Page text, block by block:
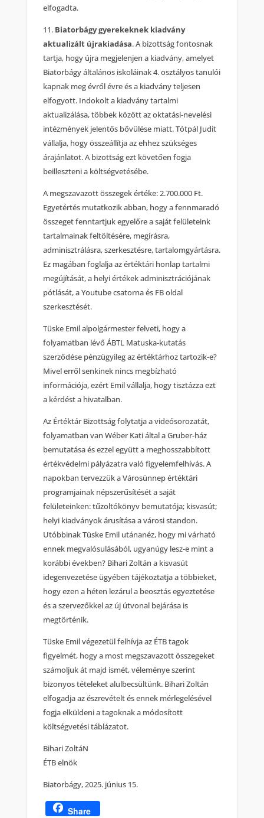
elfogadta.
11. Biatorbágy gyerekeknek kiadvány
aktualizált újrakiadása. A bizottság fontosnak
tartja, hogy újra megjelenjen a kiadvány, amelyet
Biatorbágy általános iskoláinak 4. osztályos tanulói
kapnak meg évről évre és a kiadvány teljesen
elfogyott. Indokolt a kiadvány tartalmi
aktualizálása, többek között az oktatási-nevelési
intézmények jelentős bővülése miatt. Tótpál Judit
vállalja, hogy összeállítja az ehhez szükséges
árajánlatot. A bizottság ezt követően fogja
beilleszteni a költségvetésébe.
A megszavazott összegek értéke: 2.700.000 Ft.
Egyetértés mutatkozik abban, hogy a fennmaradó
összeget fenntartjuk egyelőre a saját felületeink
tartalmainak feltöltésére, megírásra,
adminisztrálásra, szerkesztésre, tartalomgyártásra.
Ez magában foglalja az értéktári honlap tartalmi
megújítását, a helyi értékek adminisztrációjának
pótlását, a Youtube csatorna és FB oldal
szerkesztését.
Tüske Emil alpolgármester felveti, hogy a
folyamatban lévő ÁBTL Matuska-kutatás
szerződése pénzügyileg az értéktárhoz tartozik-e?
Mivel erről senkinek nincs megbízható
információja, ezért Emil vállalja, hogy tisztázza ezt
a kérdést a hivatalban.
Az Értéktár Bizottság folytatja a videósorozatát,
folyamatban van Wéber Kati által a Gruber-ház
bemutatása és ezzel együtt a meghosszabbított
értékvédelmi pályázatra való figyelemfelhívás. A
napokban tervezzük a Városünnep értéktári
programjainak népszerűsítését a saját
felületeinken: tűzoltókönyv bemutatója; kisvasút;
helyi kiadványok árusítása a városi standon.
Utóbbinak Tüske Emil utánanéz, hogy mi várható
ennek megvalósulásából, ugyanúgy lesz-e mint a
korábbi években? Bihari Zoltán a kisvasút
idegenvezetése ügyében tájékoztatja a többieket,
hogy ezen a héten lezárul a beosztás egyeztetése
és a szervezőkkel az új útvonal bejárása is
megtörténik.
Tüske Emil végezetül felhívja az ÉTB tagok
figyelmét, hogy a most megszavazott összegeket
számoljuk át majd ismét, véleménye szerint
bizonyos tételeket alulbecsültünk. Bihari Zoltán
elfogadja az észrevételt és ennek mérlegelésével
fogja elküldeni a tagoknak a módosított
költségvetési táblázatot.
Bihari ZoltáN
ÉTB elnök
Biatorbágy, 2025. június 15.
Share